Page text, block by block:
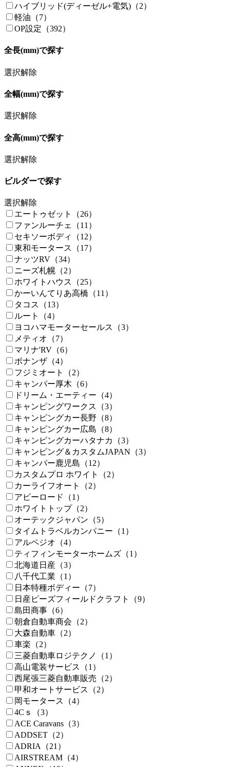
ハイブリッド(ディーゼル+電気)（2）
軽油（7）
OP設定（392）
全長(mm)で探す
選択解除
全幅(mm)で探す
選択解除
全高(mm)で探す
選択解除
ビルダーで探す
選択解除
エートゥゼット（26）
ファンルーチェ（11）
セキソーボディ（12）
東和モータース（17）
ナッツRV（34）
ニーズ札幌（2）
ホワイトハウス（25）
かーいんてりあ高橋（11）
タコス（13）
ルート（4）
ヨコハマモーターセールス（3）
メティオ（7）
マリナ'RV（6）
ボナンザ（4）
フジミオート（2）
キャンパー厚木（6）
ドリーム・エーティー（4）
キャンピングワークス（3）
キャンピングカー長野（8）
キャンピングカー広島（8）
キャンピングカーハタナカ（3）
キャンピング＆カスタムJAPAN（3）
キャンパー鹿児島（12）
カスタムプロ ホワイト（2）
カーライフオート（2）
アビーロード（1）
ホワイトトップ（2）
オーテックジャパン（5）
タイムトラベルカンパニー（1）
アルペジオ（4）
ティフィンモーターホームズ（1）
北海道日産（3）
八千代工業（1）
日本特種ボディー（7）
日産ピーズフィールドクラフト（9）
島田商事（6）
朝倉自動車商会（2）
大森自動車（2）
車楽（2）
三菱自動車ロジテクノ（1）
高山電装サービス（1）
西尾張三菱自動車販売（2）
甲和オートサービス（2）
岡モータース（4）
4Cｓ（3）
ACE Caravans（3）
ADDSET（2）
ADRIA（21）
AIRSTREAM（4）